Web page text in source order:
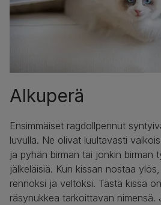
Alkuperä
Ensimmäiset ragdollpennut
luvulla. Ne olivat luultavasti
ja pyhän birman tai jonkin birman
jälkeläisiä. Kun kissan nostaa
rennoksi ja veltoksi. Tästä kissa
räsynukkea tarkoittavan nimensä.